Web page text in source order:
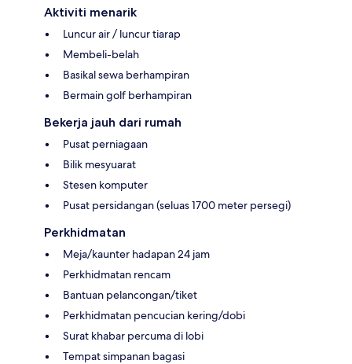
Aktiviti menarik
Luncur air / luncur tiarap
Membeli-belah
Basikal sewa berhampiran
Bermain golf berhampiran
Bekerja jauh dari rumah
Pusat perniagaan
Bilik mesyuarat
Stesen komputer
Pusat persidangan (seluas 1700 meter persegi)
Perkhidmatan
Meja/kaunter hadapan 24 jam
Perkhidmatan rencam
Bantuan pelancongan/tiket
Perkhidmatan pencucian kering/dobi
Surat khabar percuma di lobi
Tempat simpanan bagasi